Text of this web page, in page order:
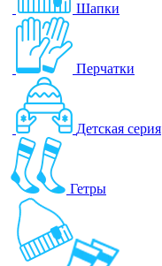
Шапки
Перчатки
Детская серия
Гетры